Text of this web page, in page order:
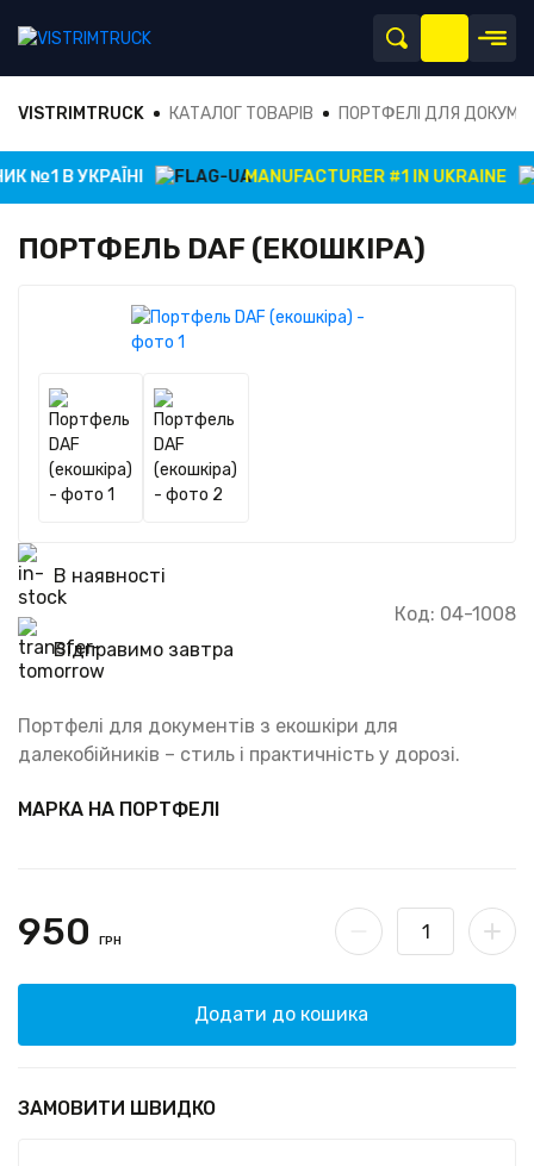
VISTRIMTRUCK КАТАЛОГ ТОВАРІВ ПОРТФЕЛІ ДЛЯ
№1 В УКРАЇНІ MANUFACTURER #1 IN UKRAINE
ПОРТФЕЛЬ DAF (ЕКОШКІРА)
В наявності
Відправимо завтра
Код: 04-1008
Портфелі для документів з екошкіри для
далекобійників – стиль і практичність у дорозі.
МАРКА НА ПОРТФЕЛІ
950 ГРН
Додати до кошика
ЗАМОВИТИ ШВИДКО